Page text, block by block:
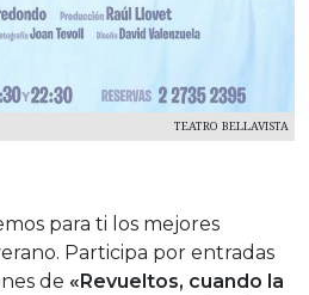
TEATRO BELLAVISTA
para ti los mejores
Participa por entradas
de «Revueltos, cuando la